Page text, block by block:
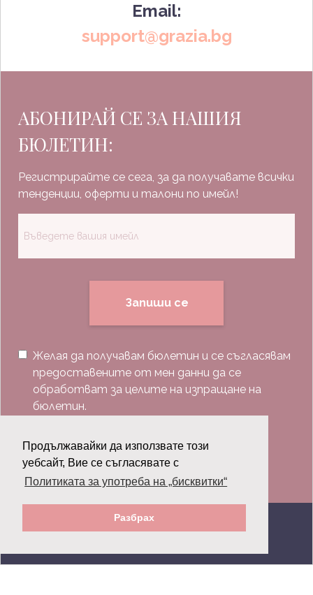
Продължавайки да използвате този
уебсайт, Вие се съгласявате с
Политиката за употреба на „бисквитки“
Разбрах
Email:
support@grazia.bg
АБОНИРАЙ СЕ ЗА НАШИЯ
БЮЛЕТИН:
Регистрирайте се сега, за да получавате всички
тенденции, оферти и талони по имейл!
Запиши се
Желая да получавам бюлетин и се съгласявам
предоставените от мен данни да се
обработват за целите на изпращане на
бюлетин.
Последвай ни:
© 2026 Grazia.bg - Всички права запазени